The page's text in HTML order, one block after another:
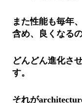
また性能も毎年
含め、
良くなる
どんどん進化さ
す。
それが